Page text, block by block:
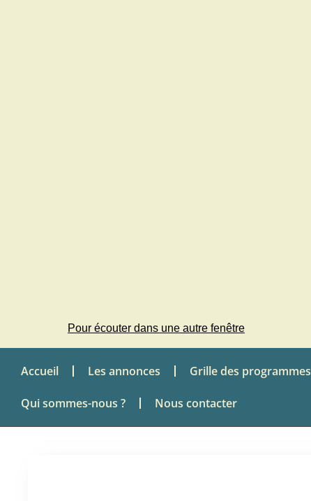
Pour écouter dans une autre fenêtre
Accueil Les annonces Grille des programmes
Qui sommes-nous ? Nous contacter